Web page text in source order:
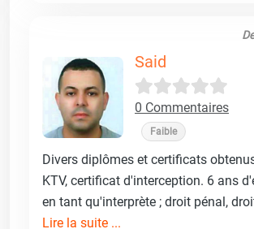
De
Said
0 Commentaires
Faible
Divers diplômes et certificats
KTV, certificat d'interception. 6 ans
en tant qu'interprète ; droit pénal,
Lire la suite ...